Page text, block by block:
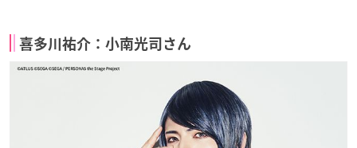
喜多川祐介：小南光司さん